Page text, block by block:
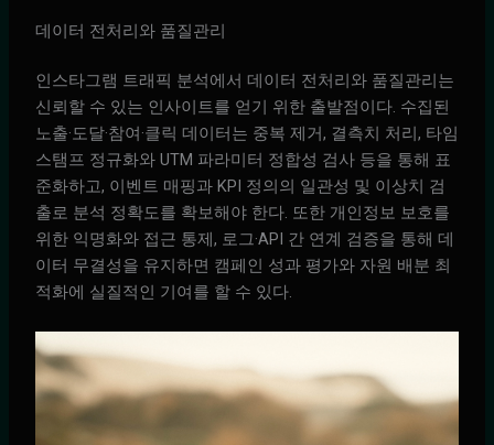
데이터 전처리와 품질관리
인스타그램 트래픽 분석에서 데이터 전처리와 품질관리는
신뢰할 수 있는 인사이트를 얻기 위한 출발점이다. 수집된
노출·도달·참여·클릭 데이터는 중복 제거, 결측치 처리, 타임
스탬프 정규화와 UTM 파라미터 정합성 검사 등을 통해 표
준화하고, 이벤트 매핑과 KPI 정의의 일관성 및 이상치 검
출로 분석 정확도를 확보해야 한다. 또한 개인정보 보호를
위한 익명화와 접근 통제, 로그·API 간 연계 검증을 통해 데
이터 무결성을 유지하면 캠페인 성과 평가와 자원 배분 최
적화에 실질적인 기여를 할 수 있다.